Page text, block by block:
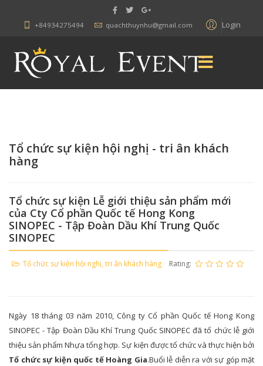
Login
+84934275494 quachthuynhu@gmail.com
Tổ chức sự kiện hội nghị - tri ân khách
hàng
Tổ chức sự kiện Lễ giới thiệu sản phẩm mới
của Cty Cổ phần Quốc tế Hong Kong
SINOPEC - Tập Đoàn Dầu Khí Trung Quốc
SINOPEC
Tổ chức sự kiện hội nghị, tri ân khách hàng Rating:
Ngày 18 tháng 03 năm 2010, Công ty Cổ phần Quốc tế Hong Kong
SINOPEC - Tập Đoàn Dầu Khí Trung Quốc SINOPEC đã tổ chức lễ giới
thiệu sản phẩm Nhựa tổng hợp. Sự kiện được tổ chức và thực hiện bởi
Tổ chức sự kiện quốc tế Hoàng Gia.Buổi lễ diễn ra với sự góp mặt